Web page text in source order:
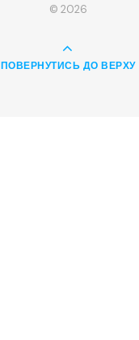
© 2026
ПОВЕРНУТИСЬ ДО ВЕРХУ